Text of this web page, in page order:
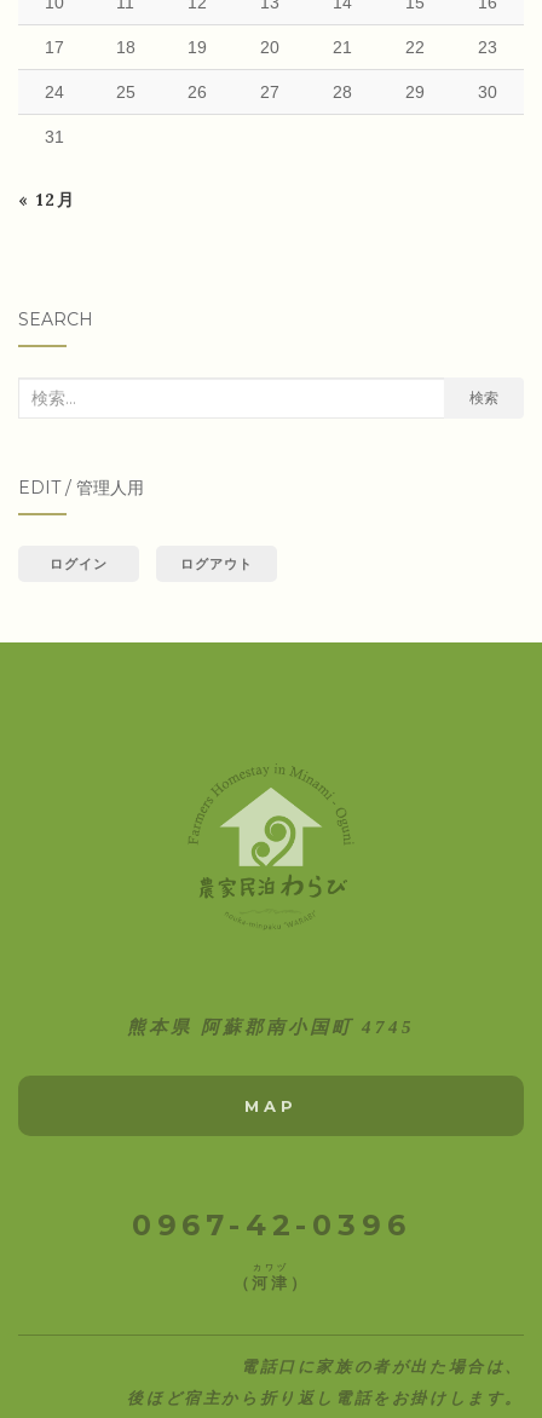
17 18 19 20 21 22 23
24 25 26 27 28 29 30
31
« 12月
SEARCH
検
象:
検索
EDIT / 管理人用
ログイン ログアウト
熊本県 阿蘇郡南小国町 4745
MAP
0967-42-0396
（河津
カワヅ
）
電話口に家族の者が出た場合は、
後ほど宿主から折り返し電話をお掛けします。